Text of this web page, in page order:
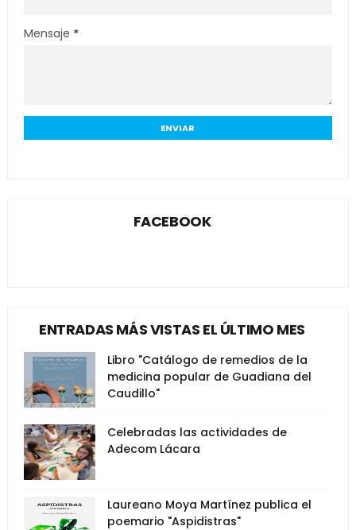
Mensaje *
FACEBOOK
ENTRADAS MÁS VISTAS EL ÚLTIMO MES
Libro "Catálogo de remedios de la
medicina popular de Guadiana del
Caudillo"
Celebradas las actividades de
Adecom Lácara
Laureano Moya Martínez publica el
poemario "Aspidistras"